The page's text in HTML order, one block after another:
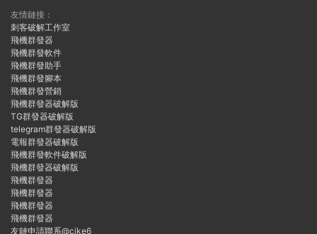
友情鏈接：
刺客破解工作室
飛機群發器
飛機群發軟件
飛機群發助手
飛機群發腳本
飛機群發營銷
飛機群發器破解版
TG群發器破解版
telegram群發器破解版
電報群發器破解版
飛機群發軟件破解版
飛機群發器破解版
飛機群發器
飛機群發器
飛機群發器
飛機群發器
友鏈申請聯系@cike6